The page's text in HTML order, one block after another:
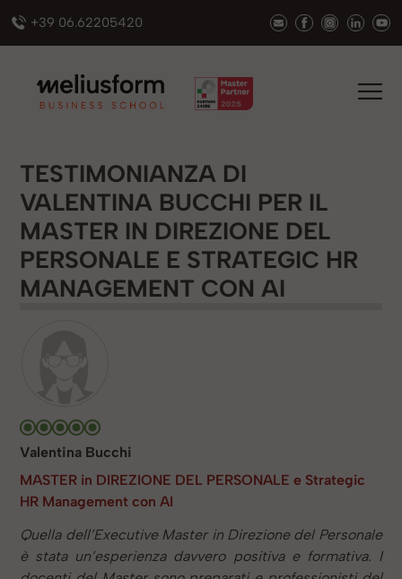
+39 06.62205420
TESTIMONIANZA DI
VALENTINA BUCCHI PER IL
MASTER IN DIREZIONE DEL
PERSONALE E STRATEGIC HR
MANAGEMENT CON AI
Valentina Bucchi
MASTER in DIREZIONE DEL PERSONALE e Strategic
HR Management con AI
Quella dell’Executive Master in Direzione del Personale
è stata un’esperienza davvero positiva e formativa. I